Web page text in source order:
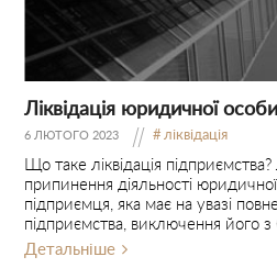
Ліквідація юридичної особи
6 ЛЮТОГО 2023 ліквідація
Що таке ліквідація
припинення діяльності
підприємця, яка має на увазі
підприємства, виключення його
Детальніше